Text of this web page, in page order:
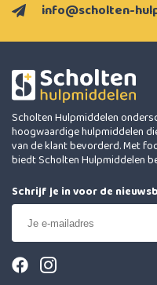
info@scholten-
Scholten Hulpmiddelen
hoogwaardige hulpmiddelen
van de klant bevorderd. Met
biedt Scholten Hulpmiddelen
Schrijf je in voor de